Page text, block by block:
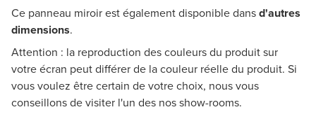
Ce panneau miroir est également disponible dansd'autres
dimensions.
Attention : la reproduction des couleurs du produit sur
votre écran peut différer de la couleur réelle du produit. Si
vous voulez être certain de votre choix, nous vous
conseillons de visiter l'un des nos show-rooms.